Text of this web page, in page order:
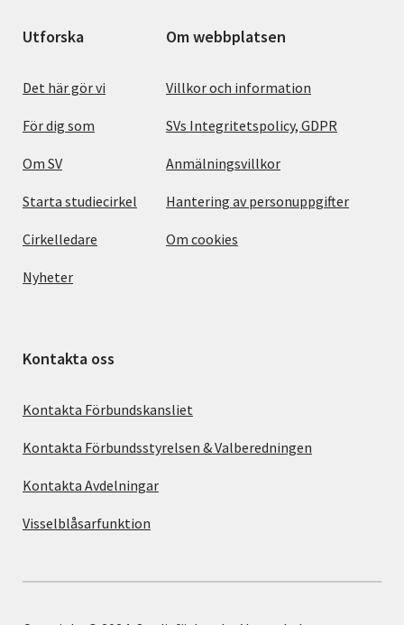
Utforska
Det här gör vi
För dig som
Om SV
Starta studiecirkel
Cirkelledare
Nyheter
Om webbplatsen
Villkor och information
SVs Integritetspolicy, GDPR
Anmälningsvillkor
Hantering av personuppgifter
Om cookies
Kontakta oss
Kontakta Förbundskansliet
Kontakta Förbundsstyrelsen & Valberedningen
Kontakta Avdelningar
Visselblåsarfunktion